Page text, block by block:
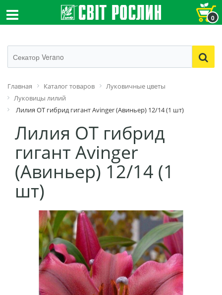
0
Главная Каталог товаров
Луковичные цветы
Луковицы лилий
Лилия ОТ гибрид гигант Avinger (Авиньер) 12/14 (1 шт)
Лилия ОТ гибрид
гигант Avinger
(Авиньер) 12/14 (1
шт)